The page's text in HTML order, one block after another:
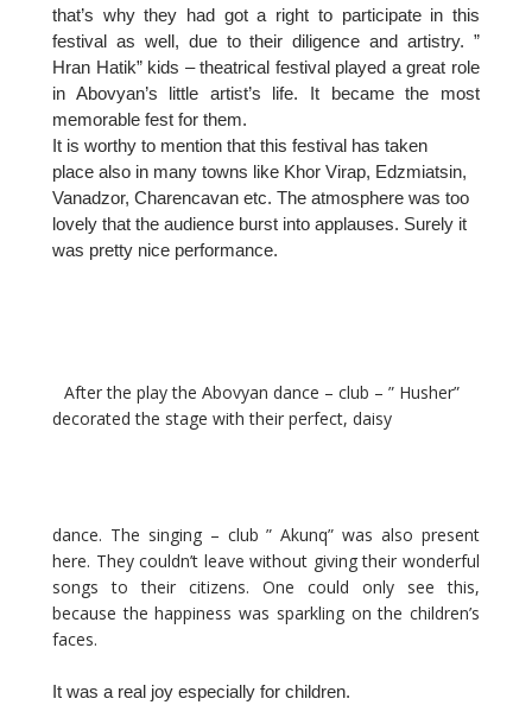
that’s why they had got a right to participate in this
festival as well, due to their diligence and artistry. ”
Hran Hatik” kids – theatrical festival played a great role
in Abovyan’s little artist’s life. It became the most
memorable fest for them.
It is worthy to mention that this festival has taken
place also in many towns like Khor Virap, Edzmiatsin,
Vanadzor, Charencavan etc. The atmosphere was too
lovely that the audience burst into applauses. Surely it
was pretty nice performance.
After the play the Abovyan dance – club – ” Husher”
decorated the stage with their perfect, daisy
dance. The singing – club ” Akunq” was also present
here. They couldn’t leave without giving their wonderful
songs to their citizens. One could only see this,
because the happiness was sparkling on the children’s
faces.
It was a real joy especially for children.